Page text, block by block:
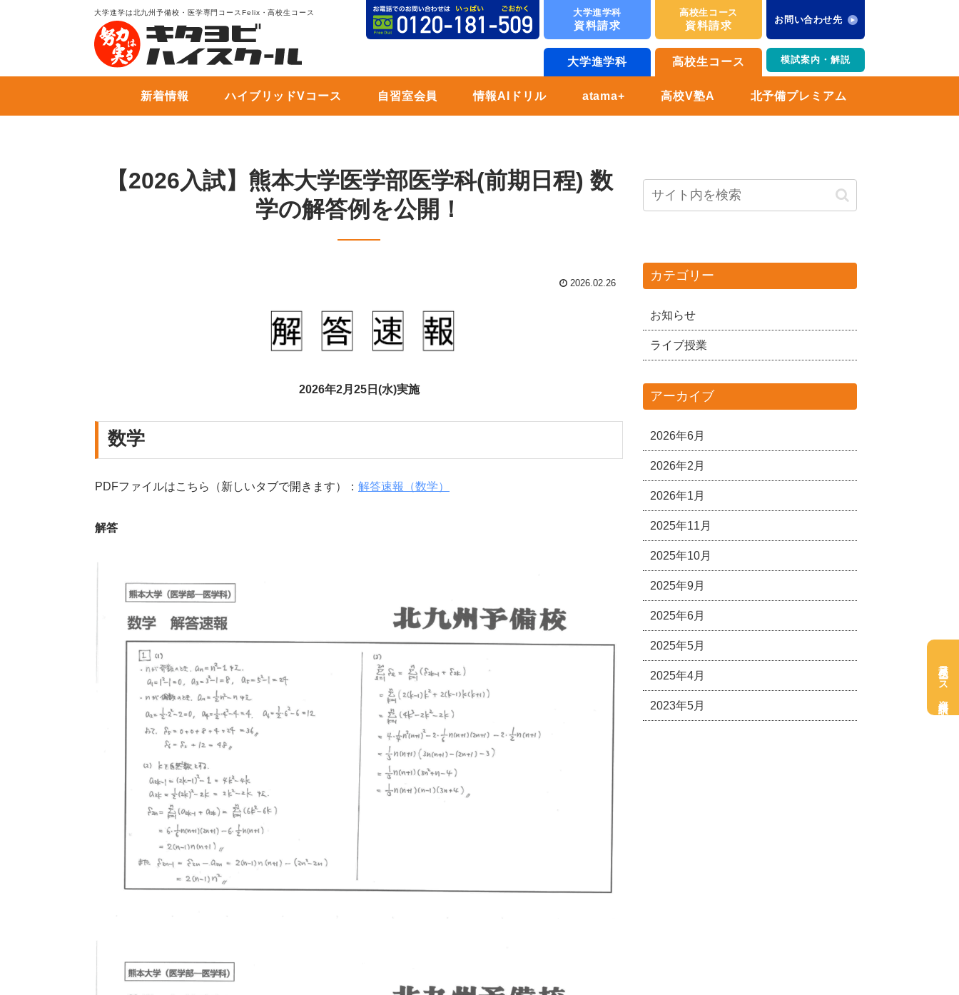
大学進学は北九州予備校・医学専門コースFelix・高校生コース 大学進学科
資料請求
高校生コース
資料請求 お問い合わせ先
大学進学科 高校生コース 模試案内・解説
新着情報 ハイブリッドVコース 自習室会員 情報AIドリル atama+ 高校V塾A 北予備プレミアム
高校生コース
【2026入試】熊本大学医学部医学科(前期日程) 数
学の解答例を公開！
2026.02.26
2026年2月25日(水)実施
数学
PDFファイルはこちら（新しいタブで開きます）： 解答速報 （数学）
解答
カテゴリー
お知らせ
ライブ授業
アーカイブ
2026年6月
2026年2月
2026年1月
2025年11月
2025年10月
2025年9月
2025年6月
2025年5月
2025年4月
2023年5月